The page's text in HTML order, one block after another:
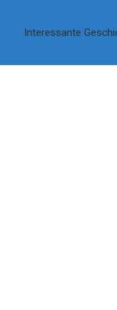
Interessante